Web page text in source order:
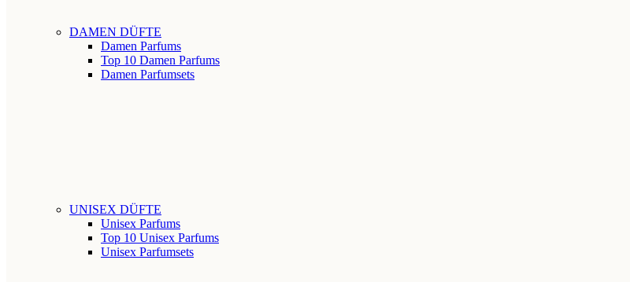
DAMEN DÜFTE
Damen Parfums
Top 10 Damen Parfums
Damen Parfumsets
UNISEX DÜFTE
Unisex Parfums
Top 10 Unisex Parfums
Unisex Parfumsets